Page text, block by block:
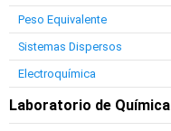
Peso Equivalente
Sistemas Dispersos
Electroquímica
Laboratorio de Química